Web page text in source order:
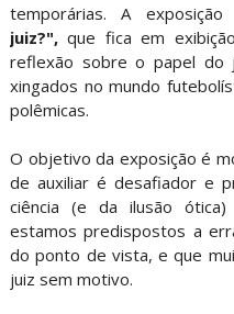
temporárias. A
juiz?",que fica em
reflexão sobre o papel do
xingados no mundo
polêmicas.
O objetivo da exposição é
de auxiliar é desafiador e
ciência (e da ilusão
estamos predispostos a
do ponto de vista, e que
juiz sem motivo.